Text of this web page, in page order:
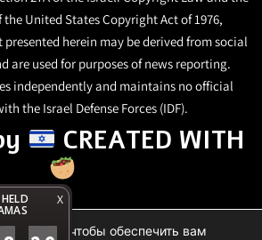
X
United States Copyright Act of 1976,
herein may be derived from social
are used for purposes of news reporting.
independently and maintains no official
the Israel Defense Forces (IDF).
cookie, чтобы обеспечить вам